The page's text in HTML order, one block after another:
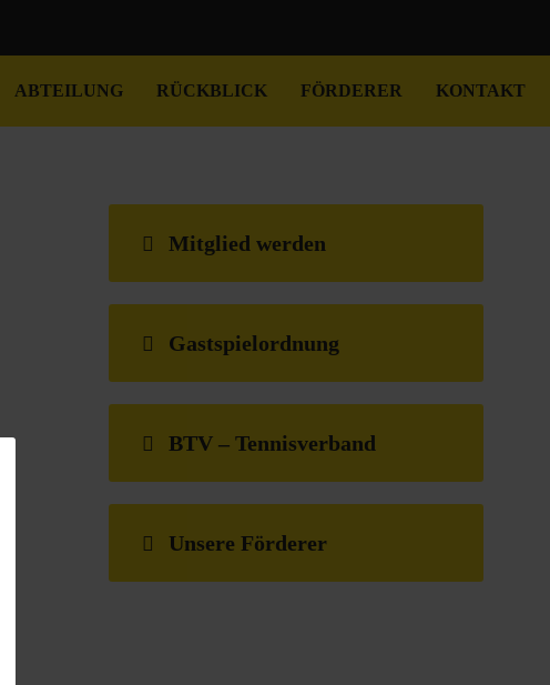
ABTEILUNG RÜCKBLICK FÖRDERER KONTAKT
Mitglied werden
Gastspielordnung
BTV – Tennisverband
Unsere Förderer